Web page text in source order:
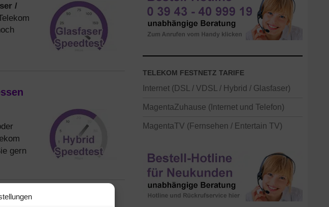
/
gern
TELEKOM FESTNETZ TARIFE
Internet (DSL / VDSL / Hybrid / Glasfaser)
MagentaZuhause (Internet und Telefon)
MagentaTV (Fernsehen / Entertain TV)